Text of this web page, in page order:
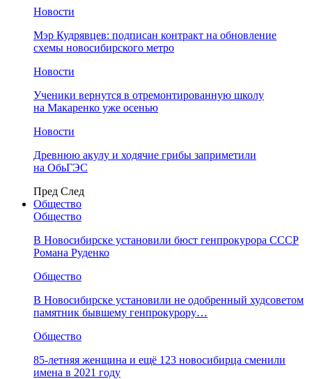
Новости
Мэр Кудрявцев: подписан контракт на обновление
схемы новосибирского метро
Новости
Ученики вернутся в отремонтированную школу
на Макаренко уже осенью
Новости
Древнюю акулу и ходячие грибы заприметили
на ОбьГЭС
Пред След
Общество
Общество
В Новосибирске установили бюст генпрокурора СССР
Романа Руденко
Общество
В Новосибирске установили не одобренный худсоветом
памятник бывшему генпрокурору…
Общество
85-летняя женщина и ещё 123 новосибирца сменили
имена в 2021 году